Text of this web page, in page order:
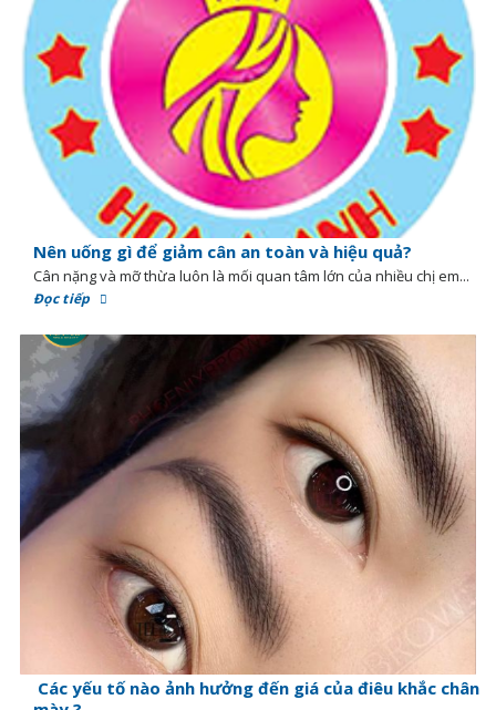
Nên uống gì để giảm cân an toàn và hiệu quả?
Cân nặng và mỡ thừa luôn là mối quan tâm lớn của nhiều chị em...
Đọc tiếp
Các yếu tố nào ảnh hưởng đến giá của điêu khắc chân